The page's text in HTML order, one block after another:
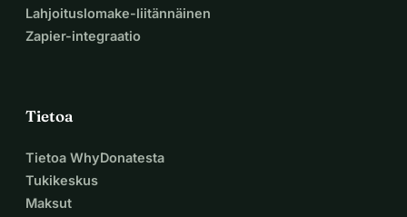
Lahjoituslomake-liitännäinen
Zapier-integraatio
Tietoa
Tietoa WhyDonatesta
Tukikeskus
Maksut